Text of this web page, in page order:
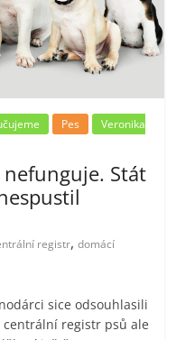
Pes
Veronika
Stát
registr,domácí
sice odsouhlasili
registr psů ale